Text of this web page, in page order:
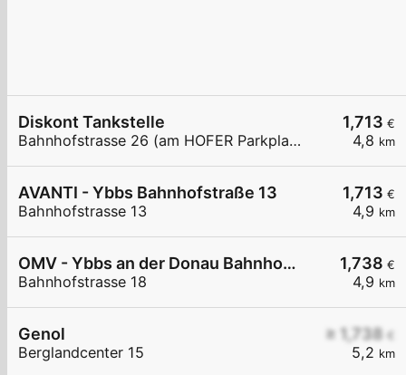
1,713 €
4,8 km
Diskont Tankstelle
Bahnhofstrasse 26 (am HOFER Parkplatz)
1,713 €
4,9 km
AVANTI - Ybbs Bahnhofstraße 13
Bahnhofstrasse 13
1,738 €
4,9 km
OMV - Ybbs an der Donau Bahnhofstraße 18
Bahnhofstrasse 18
≥ 1,738 €
5,2 km
Genol
Berglandcenter 15